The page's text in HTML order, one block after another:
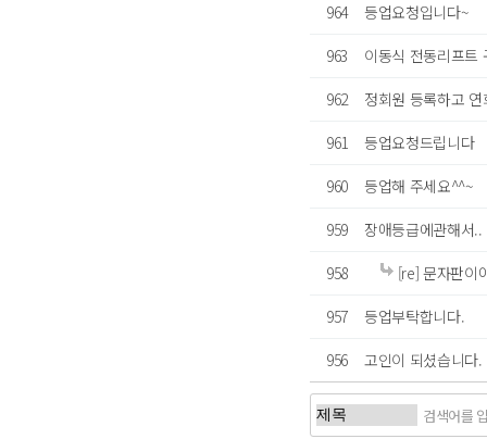
964
등업요청입니다~
963
이동식 전동리프트
962
정회원 등록하고
961
등업요청드립니다
960
등업해 주세요^^~
959
장애등급에관해서..
958
[re] 문자판이
957
등업부탁합니다.
956
고인이 되셨습니다.